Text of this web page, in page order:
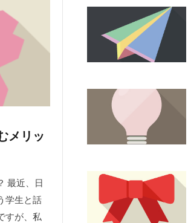
メリッ
最近、日
学生と話
すが、私